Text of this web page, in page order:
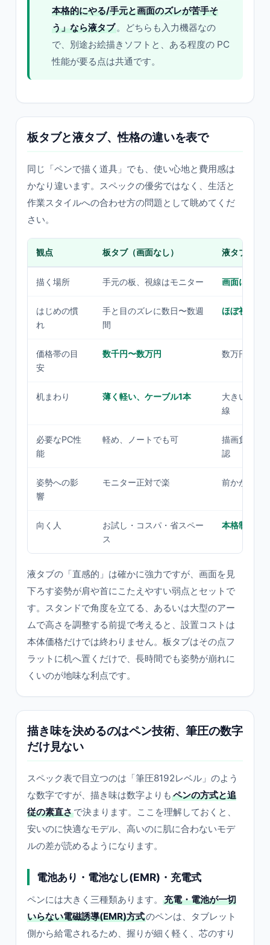
本格的にやる/手元と画面のズレが苦手そ
う」なら液タブ。どちらも入力機器なの
で、別途お絵描きソフトと、ある程度の PC
性能が要る点は共通です。
板タブと液タブ、性格の違いを表で
同じ「ペンで描く道具」でも、使い心地と費用感は
かなり違います。スペックの優劣ではなく、生活と
作業スタイルへの合わせ方の問題として眺めてくだ
さい。
観点 板タブ（画面なし） 液タブ（画
描く場所 手元の板、視線はモニター 画面に直接
はじめの慣
れ
手と目のズレに数日〜数週
間
ほぼ初日か
価格帯の目
安
数千円〜数万円 数万円〜十
机まわり 薄く軽い、ケーブル1本
大きい、電
線
必要なPC性
能
軽め、ノートでも可
描画負荷が
認
姿勢への影
響
モニター正対で楽 前かがみに
向く人
お試し・コスパ・省スペー
ス
本格制作・
液タブの「直感的」は確かに強力ですが、画面を見
下ろす姿勢が肩や首にこたえやすい弱点とセットで
す。スタンドで角度を立てる、あるいは大型のアー
ムで高さを調整する前提で考えると、設置コストは
本体価格だけでは終わりません。板タブはその点フ
ラットに机へ置くだけで、長時間でも姿勢が崩れに
くいのが地味な利点です。
描き味を決めるのはペン技術、筆圧の数字
だけ見ない
スペック表で目立つのは「筆圧8192レベル」のよう
な数字ですが、描き味は数字よりも ペンの方式と追
従の素直さで決まります。ここを理解しておくと、
安いのに快適なモデル、高いのに肌に合わないモデ
ルの差が読めるようになります。
電池あり・電池なし(EMR)・充電式
ペンには大きく三種類あります。
充電・電池が一切
いらない電磁誘導(EMR)方式のペンは、タブレット
側から給電されるため、握りが細く軽く、芯のすり